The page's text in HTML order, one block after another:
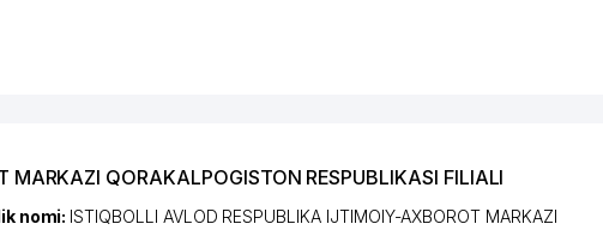
QORAKALPOGISTON RESPUBLIKASI FILIALI
nomi: ISTIQBOLLI AVLOD RESPUBLIKA IJTIMOIY-AXBOROT MARKAZI